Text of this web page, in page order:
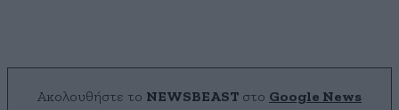
Ακολουθήστε το NEWSBEAST στο Google News